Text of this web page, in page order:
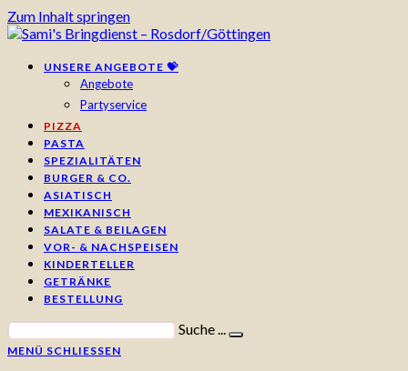
Zum Inhalt springen
UNSERE ANGEBOTE 💝
Angebote
Partyservice
PIZZA
PASTA
SPEZIALITÄTEN
BURGER & CO.
ASIATISCH
MEXIKANISCH
SALATE & BEILAGEN
VOR- & NACHSPEISEN
KINDERTELLER
GETRÄNKE
BESTELLUNG
Suche ...
MENÜ SCHLIESSEN